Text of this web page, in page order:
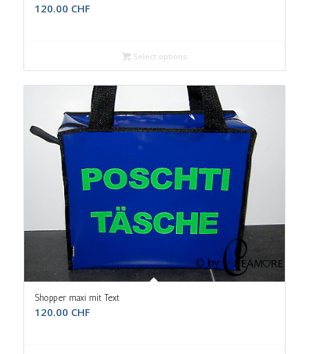
120.00 CHF
Select options
Shopper maxi mit Text
120.00 CHF